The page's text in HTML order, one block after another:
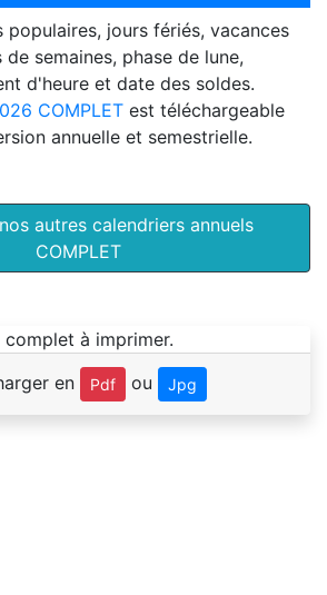
populaires, jours fériés, vacances
semaines, phase de lune,
d'heure et date des soldes.
COMPLET est téléchargeable
annuelle et semestrielle.
autres calendriers annuels
COMPLET
en Pdf ou Jpg